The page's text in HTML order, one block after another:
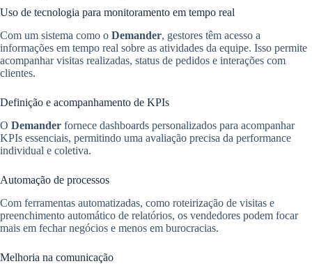
Uso de tecnologia para monitoramento em tempo real
Com um sistema como o Demander, gestores têm acesso a
informações em tempo real sobre as atividades da equipe. Isso permite
acompanhar visitas realizadas, status de pedidos e interações com
clientes.
Definição e acompanhamento de KPIs
O Demander fornece dashboards personalizados para acompanhar
KPIs essenciais, permitindo uma avaliação precisa da performance
individual e coletiva.
Automação de processos
Com ferramentas automatizadas, como roteirização de visitas e
preenchimento automático de relatórios, os vendedores podem focar
mais em fechar negócios e menos em burocracias.
Melhoria na comunicação